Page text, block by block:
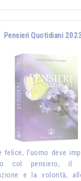
Pensieri Quotidiani
felice, l’uomo deve
col pensiero, il
e la volontà,